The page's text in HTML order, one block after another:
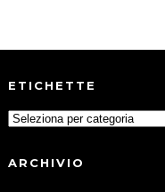
ETICHETTE
ARCHIVIO